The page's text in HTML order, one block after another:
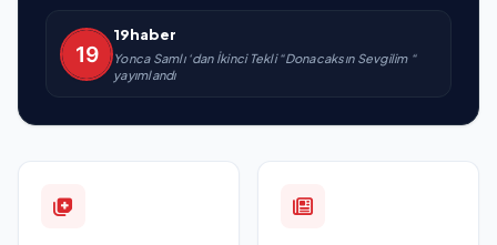
19haber
Yonca Samlı ‘dan İkinci Tekli “Donacaksın Sevgilim “
yayımlandı